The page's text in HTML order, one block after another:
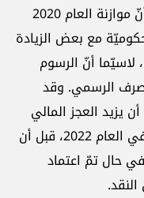
بالتفاصيل، فقد علّقت وكالة «فيتش» أنّ موازنة العام 2020
مع بعض الزيادة
لاسيّما أنّ الرسوم
الرسمي. وقد
يزيد العجز المالي
بنسبة 7% من الناتج المحلّي الإجمالي في العام 2022، قبل أن
إلى نسبة 2% في العام 2026، في حال تمّ اعتماد